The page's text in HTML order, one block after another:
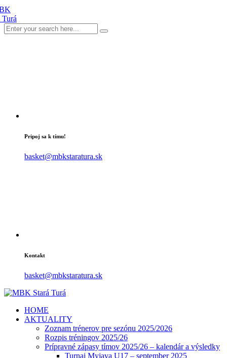
Pripoj sa k tímu!
basket@mbkstaratura.sk
Kontakt
basket@mbkstaratura.sk
HOME
AKTUALITY
Zoznam trénerov pre sezónu 2025/2026
Rozpis tréningov 2025/26
Prípravné zápasy tímov 2025/26 – kalendár a výsledky
Turnaj Myjava U17 – september 2025